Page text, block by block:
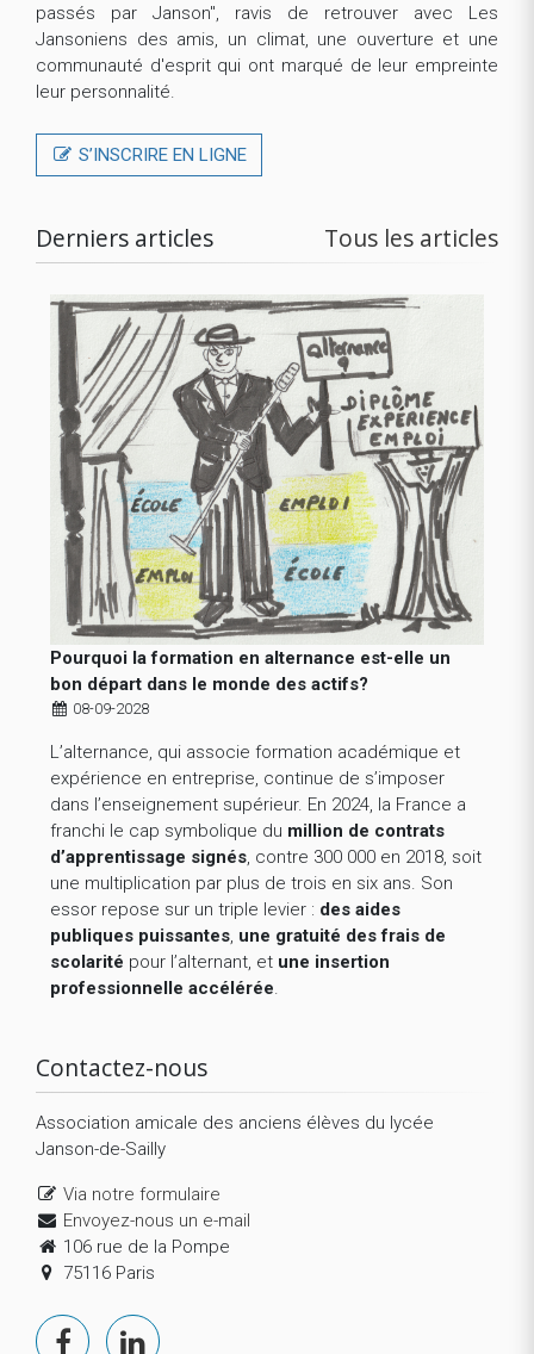
passés par Janson", ravis de retrouver avec Les
Jansoniens des amis, un climat, une ouverture et une
communauté d'esprit qui ont marqué de leur empreinte
leur personnalité.
S’INSCRIRE EN LIGNE
Derniers articles Tous les articles
Pourquoi la formation en alternance est-elle un
bon départ dans le monde des actifs?
08-09-2028
L’alternance, qui associe formation académique et
expérience en entreprise, continue de s’imposer
dans l’enseignement supérieur. En 2024, la France a
franchi le cap symbolique du million de contrats
d’apprentissage signés, contre 300 000 en 2018, soit
une multiplication par plus de trois en six ans. Son
essor repose sur un triple levier : des aides
publiques puissantes, une gratuité des frais de
scolarité pour l’alternant, et une insertion
professionnelle accélérée.
Contactez-nous
Association amicale des anciens élèves du lycée
Janson-de-Sailly
Via notre formulaire
Envoyez-nous un e-mail
106 rue de la Pompe
75116 Paris